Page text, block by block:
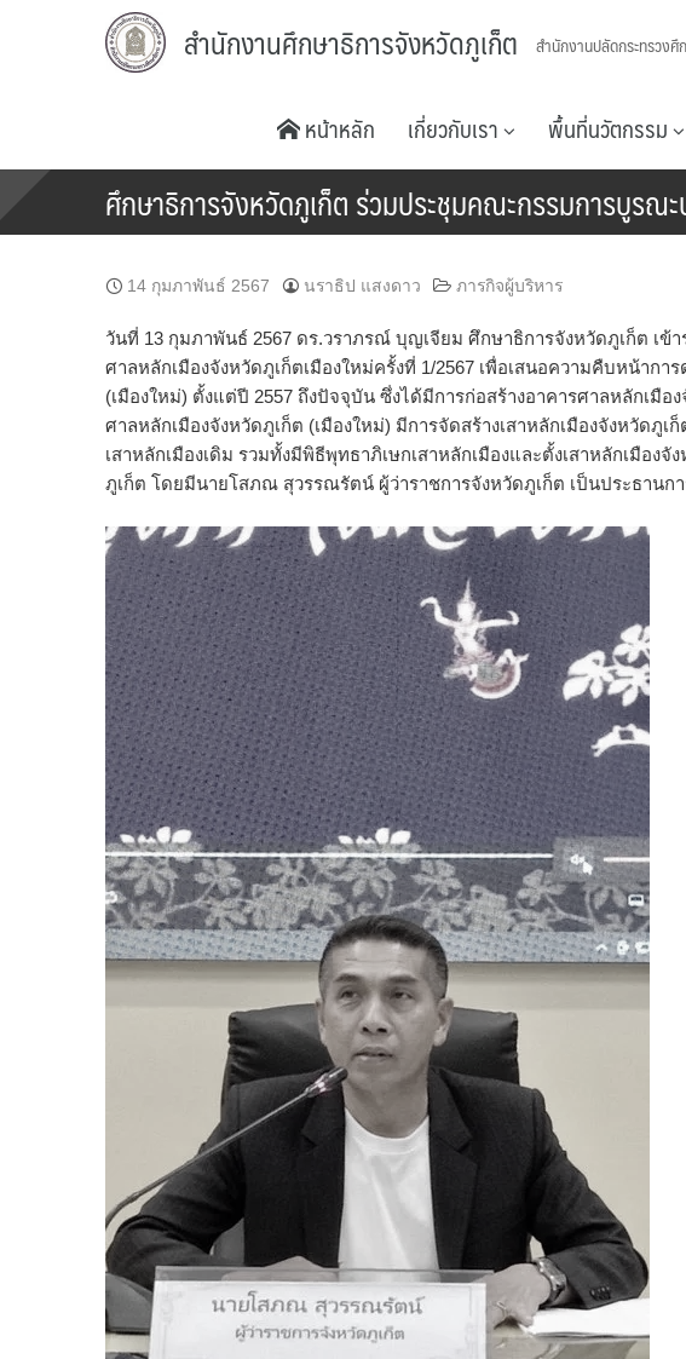
สำนักงานศึกษาธิการจังหวัดภูเก็ต สำนักงานปลัดกระทรวงศึ
หน้าหลัก เกี่ยวกับเรา พื้นที่นวัตกรรม
ศึกษาธิการจังหวัดภูเก็ต ร่วมประชุมคณะกรรมการบูรณ
14 กุมภาพันธ์ 2567 นราธิป แสงดาว ภารกิจผู้บริหาร
วันที่ 13 กุมภาพันธ์ 2567 ดร.วราภรณ์ บุญเจียม ศึกษาธิการจังหวัดภูเก็ต เ
ศาลหลักเมืองจังหวัดภูเก็ตเมืองใหม่ครั้งที่ 1/2567 เพื่อเสนอความคืบหน้าก
(เมืองใหม่) ตั้งแต่ปี 2557 ถึงปัจจุบัน ซึ่งได้มีการก่อสร้างอาคารศาลหลักเมื
ศาลหลักเมืองจังหวัดภูเก็ต (เมืองใหม่) มีการจัดสร้างเสาหลักเมืองจังหวัดภูเ
เสาหลักเมืองเดิม รวมทั้งมีพิธีพุทธาภิเษกเสาหลักเมืองและตั้งเสาหลักเมือง
ภูเก็ต โดยมีนายโสภณ สุวรรณรัตน์ ผู้ว่าราชการจังหวัดภูเก็ต เป็นประธานก